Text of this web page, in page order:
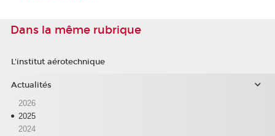
Dans la même rubrique
L'institut aérotechnique
Actualités
2026
2025
2024